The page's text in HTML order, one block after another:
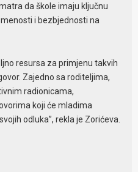
da škole imaju ključnu
i bezbjednosti na
resursa za primjenu takvih
Zajedno sa roditeljima,
radionicama,
koji će mladima
odluka”, rekla je Zorićeva.